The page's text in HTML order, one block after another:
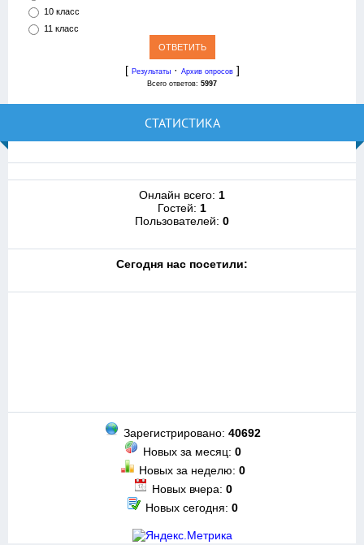
10 класс
11 класс
[ Результаты· Архив опросов]
Всего ответов: 5997
СТАТИСТИКА
Онлайн всего: 1
Гостей: 1
Пользователей: 0
Cегодня нас посетили:
Зарегистрировано: 40692
Новых за месяц: 0
Новых за неделю: 0
Новых вчера: 0
Новых сегодня: 0